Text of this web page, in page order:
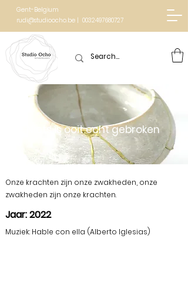
Gent-Belgium
rudi@studioocho.be | 0032497680727
Niets is ooit echt gebroken
Onze krachten zijn onze zwakheden, onze
zwakheden zijn onze krachten.
Jaar: 2022
Muziek: Hable con ella (Alberto Iglesias)